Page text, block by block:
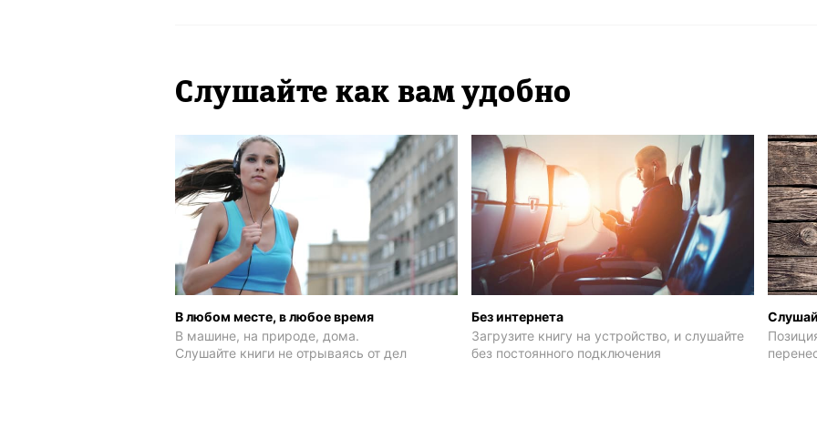
Слушайте как вам удобно
В любом месте, в любое время
В машине, на природе, дома.
Слушайте книги не отрываясь от дел
Без интернета
Загрузите книгу на устройство, и слушайте
без постоянного подключения